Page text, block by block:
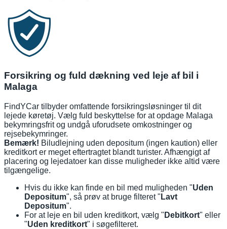
Forsikring og fuld dækning ved leje af bil i
Malaga
FindYCar tilbyder omfattende forsikringsløsninger til dit
lejede køretøj. Vælg fuld beskyttelse for at opdage Malaga
bekymringsfrit og undgå uforudsete omkostninger og
rejsebekymringer.
Bemærk! Biludlejning uden depositum (ingen kaution) eller
kreditkort er meget eftertragtet blandt turister. Afhængigt af
placering og lejedatoer kan disse muligheder ikke altid være
tilgængelige.
Hvis du ikke kan finde en bil med muligheden "Uden
Depositum", så prøv at bruge filteret " Lavt
Depositum".
For at leje en bil uden kreditkort, vælg " Debitkort" eller
"Uden kreditkort" i søgefilteret.